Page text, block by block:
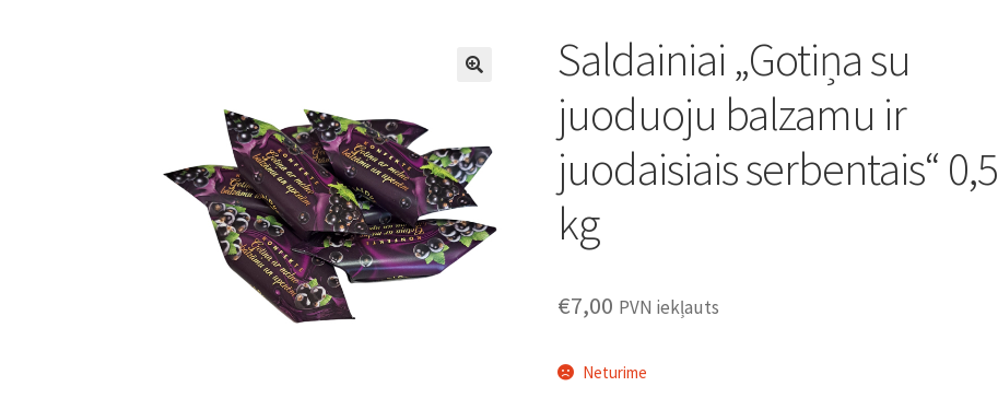
Saldainiai „Gotiņa su
juoduoju balzamu ir
juodaisiais serbentais“ 0,5
kg
€7,00 PVN iekļauts
Neturime